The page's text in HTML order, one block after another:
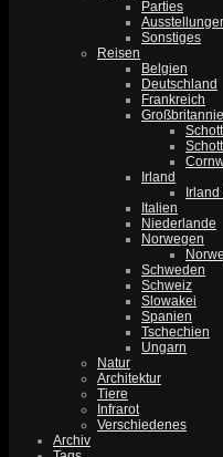
Parties
Sonstiges
Reisen
Belgien
Deutschland
Frankreich
Irland
Italien
Niederlande
Norwegen
Schweden
Schweiz
Slowakei
Spanien
Tschechien
Ungarn
Natur
Architektur
Tiere
Infrarot
Verschiedenes
Archiv